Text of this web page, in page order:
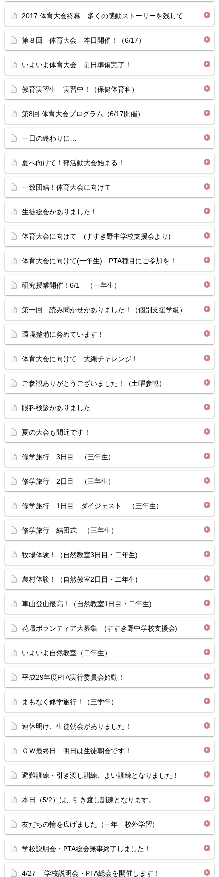
2017 体育大会終幕 多くの感動ストーリーを残して…
第８回 体育大会 本日開催！（6/17）
いよいよ体育大会 前日準備完了！
教育実習生 実習中！（保健体育科）
第8回 体育大会プログラム（6/17開催）
一日の終わりに…
夏へ向けて！部活動大会始まる！
一致団結！体育大会に向けて
生徒総会がありました！
体育大会に向けて (すすき野中学校支援会より)
体育大会に向けて(一年生) PTA種目にご参加を！
研究授業開催！6/1 （一年生）
第一回 読み聞かせがありました！（個別支援学級）
環境整備に努めています！
体育大会に向けて 大縄チャレンジ！
ご参観ありがとうございました！（土曜参観）
眼科検診がありました
夏の大会も間近です！
修学旅行 3日目 （三年生）
修学旅行 2日目 （三年生）
修学旅行 1日目 ダイジェスト （三年生）
修学旅行 結団式 （三年生）
牧場体験！（自然教室3日目・二年生)
農村体験！（自然教室2日目・二年生)
車山登山最高！（自然教室1日目・二年生)
花壇ボランティア大募集 (すすき野中学校支援会)
いよいよ自然教室（二年生）
平成29年度PTA実行委員会始動！
まもなく修学旅行！（三学年）
連休明け、生徒朝会がありました！
ＧＷ最終日 明日は生徒朝会です！
避難訓練・引き渡し訓練、よい訓練となりました！
本日（5/2）は、引き渡し訓練となります。
友だちの輪を広げました（一年 校外学習）
学校説明会・PTA総会無事終了しました！
4/27 学校説明会・PTA総会を開催します！